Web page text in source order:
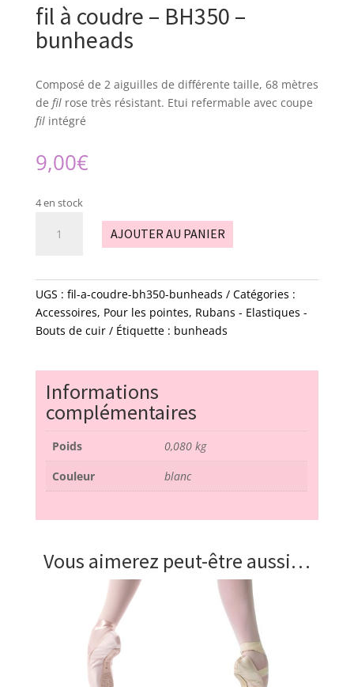
fil à coudre – BH350 –
bunheads
Composé de 2 aiguilles de différente taille, 68 mètres
de filrose très résistant. Etui refermable avec coupe
filintégré
9,00€
4 en stock
coudre
-
BH350
AJOUTER AU PANIER
UGS : fil-a-coudre-bh350-bunheads
Catégories :
Accessoires, Pour les pointes, Rubans - Elastiques -
Bouts de cuir
Étiquette : bunheads
Informations
complémentaires
Poids
0,080 kg
Couleur
blanc
Vous aimerez peut-être aussi…